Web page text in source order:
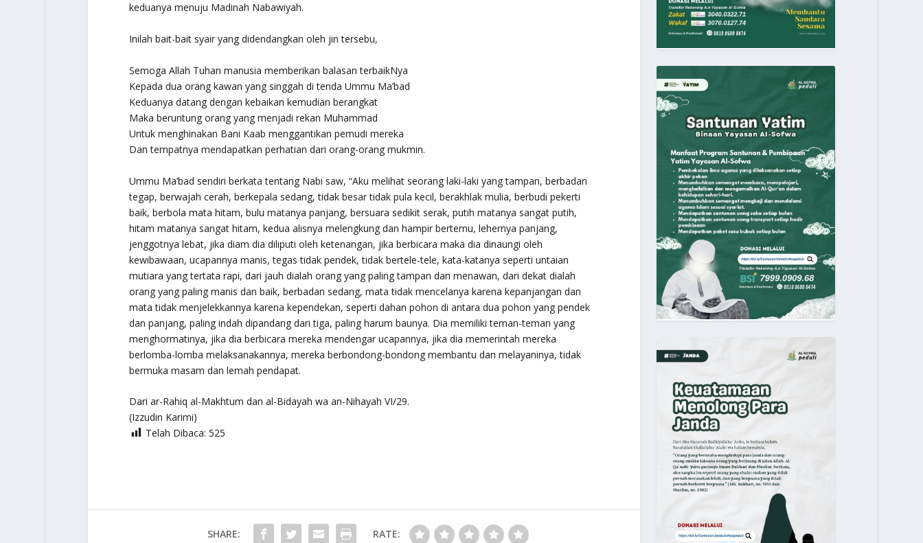
keduanya menuju Madinah Nabawiyah.
Inilah bait-bait syair yang didendangkan oleh jin tersebu,
Semoga Allah Tuhan manusia memberikan balasan terbaikNya
Kepada dua orang kawan yang singgah di tenda Ummu Ma’bad
Keduanya datang dengan kebaikan kemudian berangkat
Maka beruntung orang yang menjadi rekan Muhammad
Untuk menghinakan Bani Kaab menggantikan pemudi mereka
Dan tempatnya mendapatkan perhatian dari orang-orang mukmin.
Ummu Ma’bad sendiri berkata tentang Nabi saw, “Aku melihat seorang laki-laki yang tampan, berbadan
tegap, berwajah cerah, berkepala sedang, tidak besar tidak pula kecil, berakhlak mulia, berbudi pekerti
baik, berbola mata hitam, bulu matanya panjang, bersuara sedikit serak, putih matanya sangat putih,
hitam matanya sangat hitam, kedua alisnya melengkung dan hampir bertemu, lehernya panjang,
jenggotnya lebat, jika diam dia diliputi oleh ketenangan, jika berbicara maka dia dinaungi oleh
kewibawaan, ucapannya manis, tegas tidak pendek, tidak bertele-tele, kata-katanya seperti untaian
mutiara yang tertata rapi, dari jauh dialah orang yang paling tampan dan menawan, dari dekat dialah
orang yang paling manis dan baik, berbadan sedang, mata tidak mencelanya karena kepanjangan dan
mata tidak menjelekkannya karena kependekan, seperti dahan pohon di antara dua pohon yang pendek
dan panjang, paling indah dipandang dari tiga, paling harum baunya. Dia memiliki teman-teman yang
menghormatinya, jika dia berbicara mereka mendengar ucapannya, jika dia memerintah mereka
berlomba-lomba melaksanakannya, mereka berbondong-bondong membantu dan melayaninya, tidak
bermuka masam dan lemah pendapat.
Dari ar-Rahiq al-Makhtum dan al-Bidayah wa an-Nihayah VI/29.
(Izzudin Karimi)
Telah Dibaca: 525
SHARE: RATE: